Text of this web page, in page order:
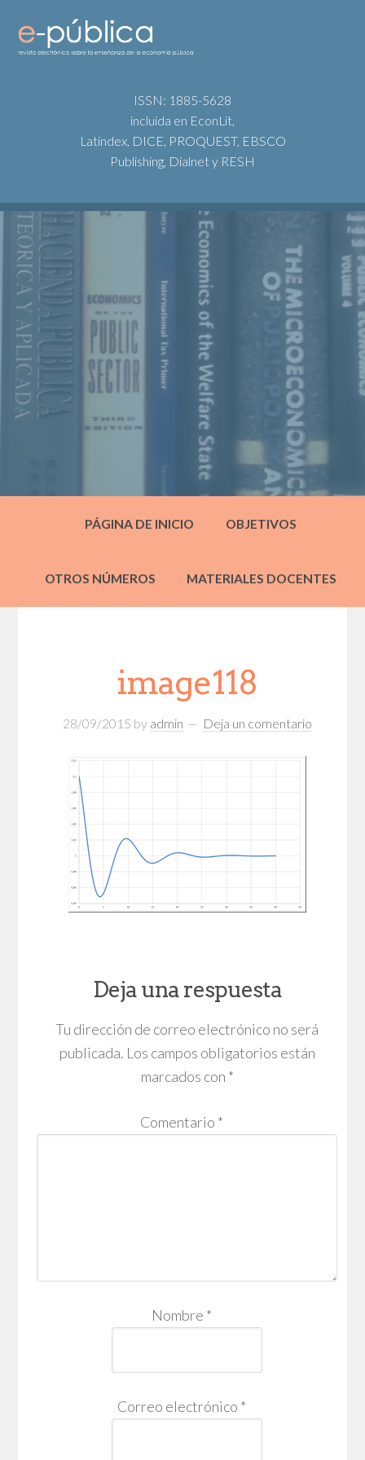
ISSN: 1885-5628
incluida en EconLit,
Latindex, DICE, PROQUEST, EBSCO
Publishing, Dialnet y RESH
PÁGINA DE INICIO OBJETIVOS
OTROS NÚMEROS MATERIALES DOCENTES
image118
28/09/2015 by admin Deja un comentario
Deja una respuesta
Tu dirección de correo electrónico no será
publicada. Los campos obligatorios están
marcados con *
Comentario *
Nombre *
Correo electrónico *